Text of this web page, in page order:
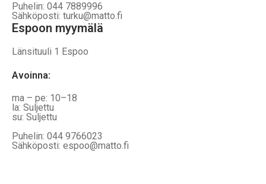
Puhelin: 044 7889996
Sähköposti: turku@matto.fi
Espoon myymälä
Länsituuli 1 Espoo
Avoinna:
ma – pe: 10–18
la: Suljettu
su: Suljettu
Puhelin: 044 9766023
Sähköposti: espoo@matto.fi